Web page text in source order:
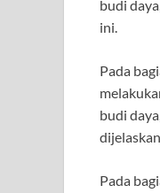
budi
ini.
Pada
budi
Pada